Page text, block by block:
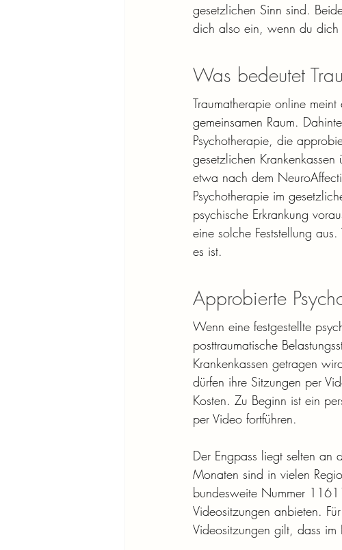
gesetzlichen Sinn sind.
dich also ein, wenn du dich
Was bedeutet
Traumatherapie online
gemeinsamen Raum.
Psychotherapie, die
gesetzlichen
etwa nach dem
Psychotherapie im
psychische Erkrankung
eine solche Feststellung
es ist.
Approbierte
Wenn eine festgestellte
posttraumatische
Krankenkassen getragen
dürfen ihre Sitzungen per
Kosten. Zu Beginn ist ein
per Video fortführen.
Der Engpass liegt selten an
Monaten sind in vielen
bundesweite Nummer
Videositzungen anbieten.
Videositzungen gilt, dass im